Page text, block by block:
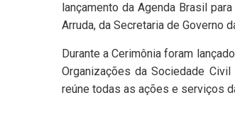
lançamento da Agenda Brasil
Arruda, da Secretaria de Governo
Durante a Cerimônia foram
Organizações da Sociedade
reúne todas as ações e serviços